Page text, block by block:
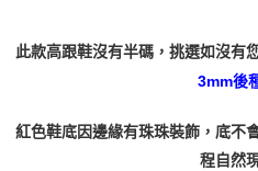
請求用戶進行身份認證。
５．嚴禁一人註冊多個帳號或使用他
恩沛科技股份有限公司將有權停止該用
此款高跟鞋沒有半碼，挑選如沒有
3mm後
紅色鞋底因邊緣有珠珠裝飾，底不
程自然